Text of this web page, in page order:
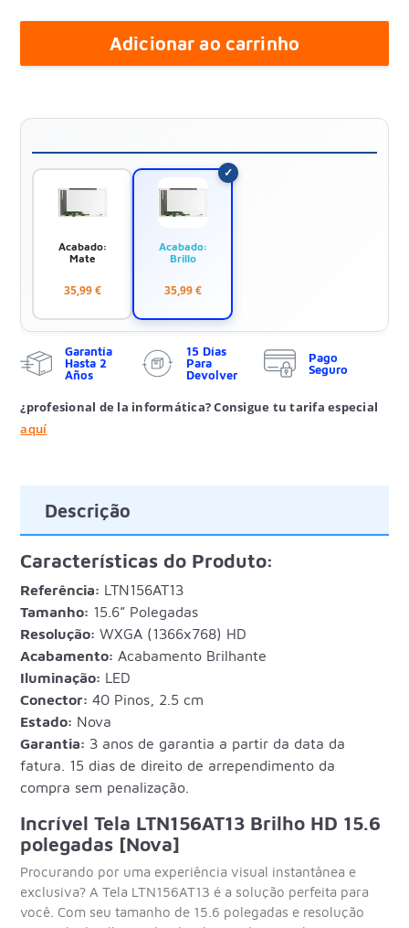
Adicionar ao carrinho
Acabado:
Mate
35,99 €
Acabado:
Brillo
35,99 €
Garantía
Hasta 2
Años
15 Días
Para
Devolver
Pago
Seguro
¿profesional de la informática? Consigue tu tarifa especial
aquí
Descrição
Características do Produto:
Referência: LTN156AT13
Tamanho: 15.6” Polegadas
Resolução: WXGA (1366x768) HD
Acabamento: Acabamento Brilhante
Iluminação: LED
Conector: 40 Pinos, 2.5 cm
Estado: Nova
Garantia: 3 anos de garantia a partir da data da
fatura. 15 dias de direito de arrependimento da
compra sem penalização.
Incrível Tela LTN156AT13 Brilho HD 15.6
polegadas [Nova]
Procurando por uma experiência visual instantânea e
exclusiva? A Tela LTN156AT13 é a solução perfeita para
você. Com seu tamanho de 15.6 polegadas e resolução